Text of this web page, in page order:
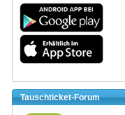
Tauschticket-Forum